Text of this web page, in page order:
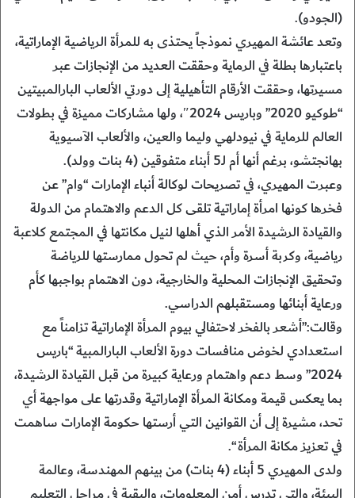
(الجودو).
وتعد عائشة المهيري نموذجاً يحتذى به للمرأة الرياضية الإماراتية،
باعتبارها بطلة في الرماية وحققت العديد من الإنجازات عبر
مسيرتها، وحققت الأرقام التأهيلية إلى دورتي الألعاب البارالمبيتين
“طوكيو 2020” وباريس 2024″، ولها مشاركات مميزة في بطولات
العالم للرماية في نيودلهي وليما والعين، والألعاب الآسيوية
بهانجتشو، برغم أنها أم لـ5 أبناء متفوقين (4 بنات وولد).
وعبرت المهيري، في تصريحات لوكالة أنباء الإمارات “وام” عن
فخرها كونها امرأة إماراتية تلقى كل الدعم والاهتمام من الدولة
والقيادة الرشيدة الأمر الذي أهلها لنيل مكانتها في المجتمع كلاعبة
رياضية، وكربة أسرة وأم، حيث لم تحول ممارستها للرياضة
وتحقيق الإنجازات المحلية والخارجية، دون الاهتمام بواجبها كأم
ورعاية أبنائها ومستقبلهم الدراسي.
وقالت:”أشعر بالفخر لاحتفالي بيوم المرأة الإماراتية تزامناً مع
استعدادي لخوض منافسات دورة الألعاب البارالمبية “باريس
2024” وسط دعم واهتمام ورعاية كبيرة من قبل القيادة الرشيدة،
بما يعكس قيمة ومكانة المرأة الإماراتية وقدرتها على مواجهة أي
تحد، مشيرة إلى أن القوانين التي أرستها حكومة الإمارات ساهمت
في تعزيز مكانة المرأة “.
ولدى المهيري 5 أبناء (4 بنات) من بينهم المهندسة، وعالمة